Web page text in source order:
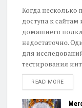
Когда несколько
доступа к
домашнего
недостаточно.
для
тестирования
READ MORE